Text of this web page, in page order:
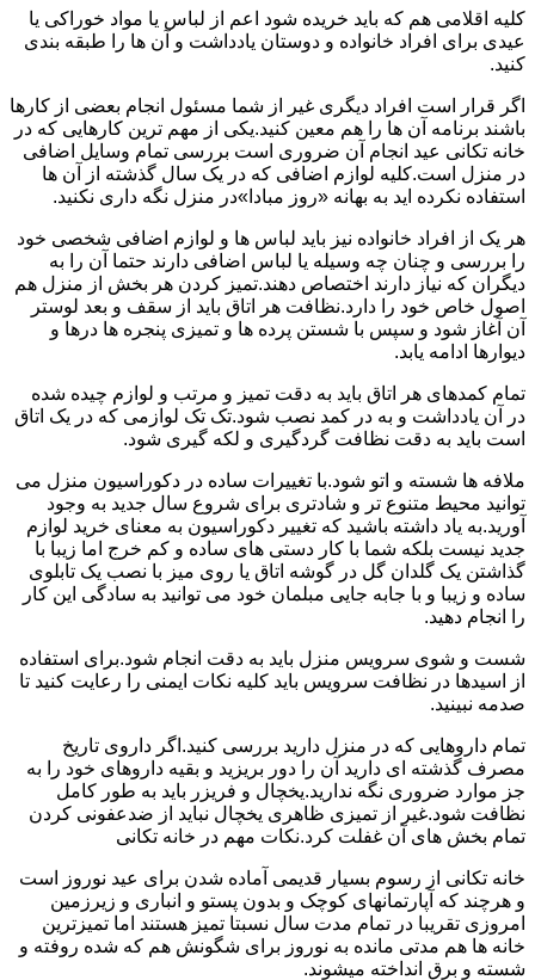
کلیه اقلامی هم که باید خریده شود اعم از لباس یا مواد خوراکی یا
عیدی برای افراد خانواده و دوستان یادداشت و آن ها را طبقه بندی
کنید.
اگر قرار است افراد دیگری غیر از شما مسئول انجام بعضی از کارها
باشند برنامه آن ها را هم معین کنید.یکی از مهم ترین کارهایی که در
خانه تکانی عید انجام آن ضروری است بررسی تمام وسایل اضافی
در منزل است.کلیه لوازم اضافی که در یک سال گذشته از آن ها
استفاده نکرده اید به بهانه «روز مبادا»در منزل نگه داری نکنید.
هر یک از افراد خانواده نیز باید لباس ها و لوازم اضافی شخصی خود
را بررسی و چنان چه وسیله یا لباس اضافی دارند حتما آن را به
دیگران که نیاز دارند اختصاص دهند.تمیز کردن هر بخش از منزل هم
اصول خاص خود را دارد.نظافت هر اتاق باید از سقف و بعد لوستر
آن آغاز شود و سپس با شستن پرده ها و تمیزی پنجره ها درها و
دیوارها ادامه یابد.
تمام کمدهای هر اتاق باید به دقت تمیز و مرتب و لوازم چیده شده
در آن یادداشت و به در کمد نصب شود.تک تک لوازمی که در یک اتاق
است باید به دقت نظافت گردگیری و لکه گیری شود.
ملافه ها شسته و اتو شود.با تغییرات ساده در دکوراسیون منزل می
توانید محیط متنوع تر و شادتری برای شروع سال جدید به وجود
آورید.به یاد داشته باشید که تغییر دکوراسیون به معنای خرید لوازم
جدید نیست بلکه شما با کار دستی های ساده و کم خرج اما زیبا با
گذاشتن یک گلدان گل در گوشه اتاق یا روی میز با نصب یک تابلوی
ساده و زیبا و با جابه جایی مبلمان خود می توانید به سادگی این کار
را انجام دهید.
شست و شوی سرویس منزل باید به دقت انجام شود.برای استفاده
از اسیدها در نظافت سرویس باید کلیه نکات ایمنی را رعایت کنید تا
صدمه نبینید.
تمام داروهایی که در منزل دارید بررسی کنید.اگر داروی تاریخ
مصرف گذشته ای دارید آن را دور بریزید و بقیه داروهای خود را به
جز موارد ضروری نگه ندارید.یخچال و فریزر باید به طور کامل
نظافت شود.غیر از تمیزی ظاهری یخچال نباید از ضدعفونی کردن
تمام بخش های آن غفلت کرد.نکات مهم در خانه تکانی
خانه تکانی از رسوم بسیار قدیمی آماده شدن برای عید نوروز است
و هرچند که آپارتمانهای کوچک و بدون پستو و انباری و زیرزمین
امروزی تقریبا در تمام مدت سال نسبتا تمیز هستند اما تمیزترین
خانه ها هم مدتی مانده به نوروز برای شگونش هم که شده روفته و
شسته و برق انداخته میشوند.